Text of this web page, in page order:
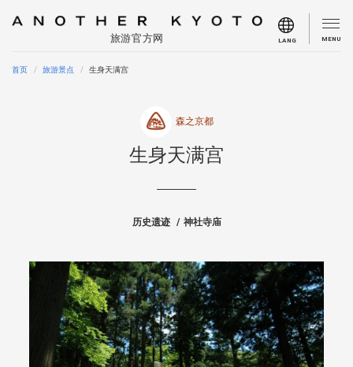
旅游官方网 LANG MENU
首页 旅游景点 生身天满宫
森之京都
生身天满宫
历史遗迹 神社寺庙